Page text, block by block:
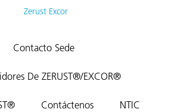
Contacto Sede
De ZERUST®/EXCOR®
Contáctenos NTIC